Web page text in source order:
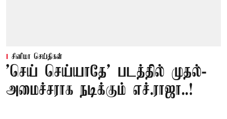
சினிமா செய்திகள்
'செய் செய்யாதே' படத்தில் முதல்-
அமைச்சராக நடிக்கும் எச்.ராஜா..!